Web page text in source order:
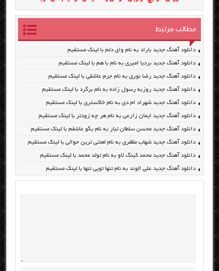
مطالب مرتبط
دانلود آهنگ جدید باراد به نام وای دلم با لینک مستقیم
دانلود آهنگ جدید بردیا امیری به نام با هم با لینک مستقیم
دانلود آهنگ جدید رضا نوری به نام جرم عاشقی با لینک مستقیم
دانلود آهنگ جدید روزبه رسول زاده به نام برگرد با لینک مستقیم
دانلود آهنگ جدید شهراد ام دی به نام خاکستری با لینک مستقیم
دانلود آهنگ جدید ایمان زارعی به نام هر چه زودتر با لینک مستقیم
دانلود آهنگ جدید محسن سلطان تبار به نام بگو عاشقم با لینک مستقیم
دانلود آهنگ جدید شهاب مظفری به نام لعنتی ترین حوالی با لینک مستقیم
دانلود آهنگ جدید محمد کینگ لاو به نام تولد محمد با لینک مستقیم
دانلود آهنگ جدید علی الوند به نام تنها تویی تنها با لینک مستقیم